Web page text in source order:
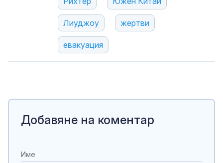
Лиуджоу жертви
евакуация
Добавяне на коментар